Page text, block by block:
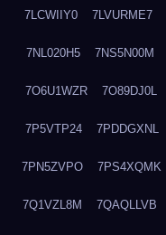
7LCWIIY0 7LVURME7
7NL020H5 7NS5N00M
7O6U1WZR 7O89DJ0L
7P5VTP24 7PDDGXNL
7PN5ZVPO 7PS4XQMK
7Q1VZL8M 7QAQLLVB